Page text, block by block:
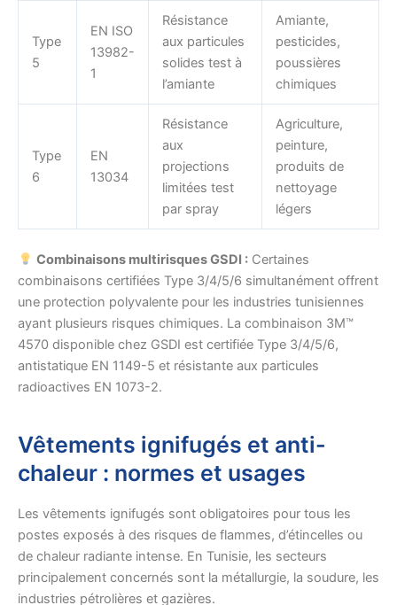
Type
5
EN ISO
13982-
1
Résistance
aux particules
solides test à
l’amiante
Amiante,
pesticides,
poussières
chimiques
Type
6
EN
13034
Résistance
aux
projections
limitées test
par spray
Agriculture,
peinture,
produits de
nettoyage
légers
Combinaisons multirisques GSDI :Certaines
combinaisons certifiées Type 3/4/5/6 simultanément offrent
une protection polyvalente pour les industries tunisiennes
ayant plusieurs risques chimiques. La combinaison 3M™
4570 disponible chez GSDI est certifiée Type 3/4/5/6,
antistatique EN 1149-5 et résistante aux particules
radioactives EN 1073-2.
Vêtements ignifugés et anti-
chaleur : normes et usages
Les vêtements ignifugés sont obligatoires pour tous les
postes exposés à des risques de flammes, d’étincelles ou
de chaleur radiante intense. En Tunisie, les secteurs
principalement concernés sont la métallurgie, la soudure, les
industries pétrolières et gazières.